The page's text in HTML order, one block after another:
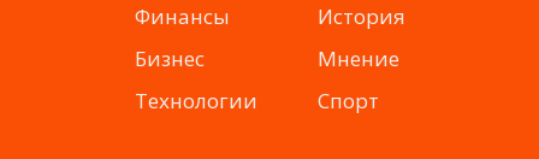
Финансы
Бизнес
Технологии
История
Мнение
Спорт